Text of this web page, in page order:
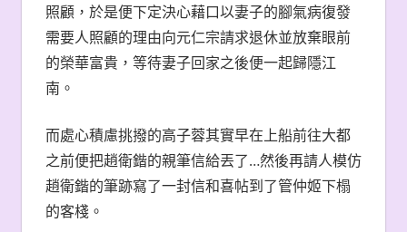
照顧，於是便下定決心藉口以妻子的腳氣病復發
需要人照顧的理由向元仁宗請求退休並放棄眼前
的榮華富貴，等待妻子回家之後便一起歸隱江
南。
而處心積慮挑撥的高子蓉其實早在上船前往大都
之前便把趙衛鍇的親筆信給丟了…然後再請人模仿
趙衛鍇的筆跡寫了一封信和喜帖到了管仲姬下榻
的客棧。